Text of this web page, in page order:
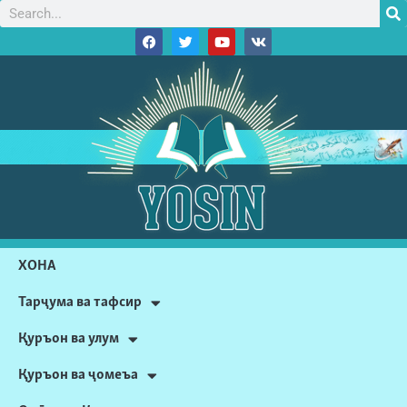
ХОНА
Тарҷума ва тафсир
Қуръон ва улум
Қуръон ва ҷомеъа